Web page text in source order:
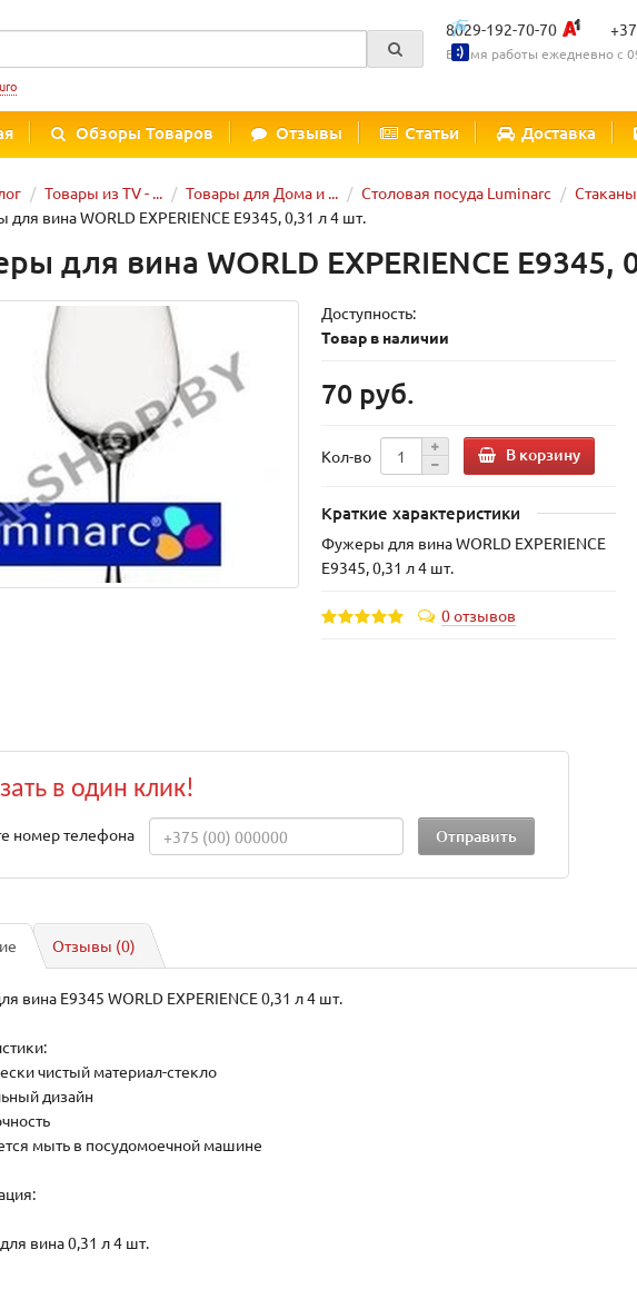
8029-192-70-70
Время работы ежедневно с
Обзоры Товаров Отзывы Статьи Доставка
Товары из TV - ... Товары для Дома и ... Столовая посуда Luminarc
вина WORLD EXPERIENCE E9345, 0,31 л 4 шт.
для вина WORLD EXPERIENCE E9345,
Доступность:
Товар в наличии
70 руб.
Кол-во В корзину
Краткие характеристики
Фужеры для вина WORLD EXPERIENCE
E9345, 0,31 л 4 шт.
0 отзывов
в один клик!
номер телефона
Отзывы (0)
вина E9345 WORLD EXPERIENCE 0,31 л 4 шт.
чистый материал-стекло
дизайн
мыть в посудомоечной машине
вина 0,31 л 4 шт.